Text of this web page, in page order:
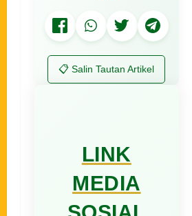
📋 Salin Tautan Artikel
LINK
MEDIA